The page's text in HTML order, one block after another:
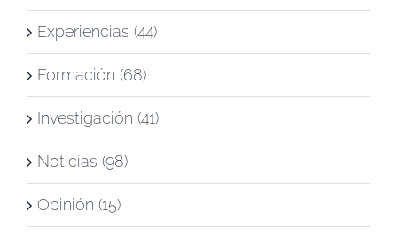
Experiencias (44)
Formación (68)
Investigación (41)
Noticias (98)
Opinión (15)